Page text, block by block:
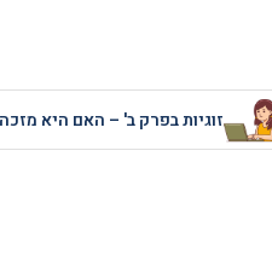
זוגיות בפרק ב' – האם היא